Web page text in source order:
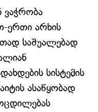
ვაჭრობა
ერთი არხის
საშუალებად
სისტემის
ასაწყობად